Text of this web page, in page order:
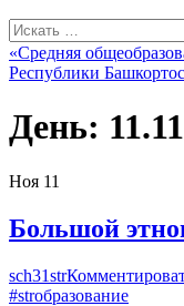
Поиск
для:
«Средняя
Республики
День:
Ноя 11
Большой
sch31str
#strобразование